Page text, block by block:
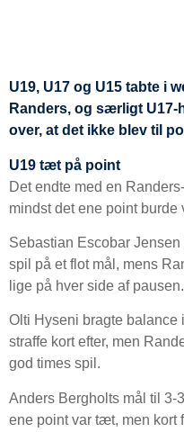
U19, U17 og U15 tabte i
Randers, og særligt
over, at det ikke blev til
U19 tæt på point
Det endte med en
mindst det ene point
Sebastian Escobar
spil på et flot mål, mens
lige på hver side af pausen.
Olti Hyseni bragte balance
straffe kort efter, men
god times spil.
Anders Bergholts mål til 3-
ene point var tæt, men kort